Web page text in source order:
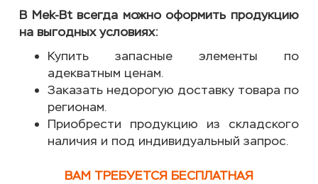
В Mek-Bt всегда можно оформить продукцию
на выгодных условиях:
Купить запасные элементы по
адекватным ценам.
Заказать недорогую доставку товара по
регионам.
Приобрести продукцию из складского
наличия и под индивидуальный запрос.
ВАМ ТРЕБУЕТСЯ БЕСПЛАТНАЯ